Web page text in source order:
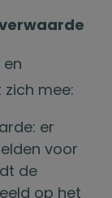
mee:
er
voor
de
op het